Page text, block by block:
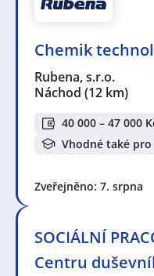
Chemik
Rubena, s.r.o.
Náchod (12 km)
40 000 – 47 000
Vhodné také
Zveřejněno: 7. srpna
SOCIÁLNÍ
Centru